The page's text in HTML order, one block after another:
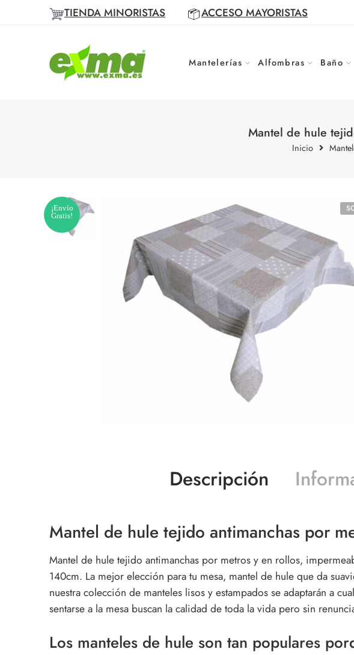
TIENDA MINORISTAS ACCESO MAYORISTAS
Mantelerías Alfombras Baño
Mantel de hule
Inicio
¡Envío
Gratis!
Descripción
Mantel de hule tejido antimanchas por
Mantel de hule tejido antimanchas por metros y en rollos,
140cm. La mejor elección para tu mesa, mantel de hule que da
nuestra colección de manteles lisos y estampados se adaptarán a
sentarse a la mesa buscan la calidad de toda la vida pero sin
Los manteles de hule son tan populares